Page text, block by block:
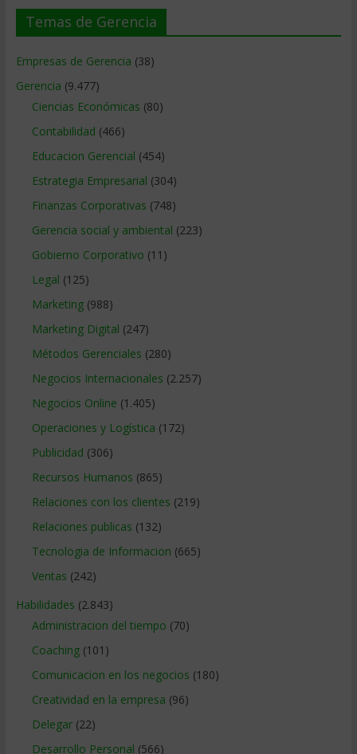
Temas de Gerencia
Empresas de Gerencia (38)
Gerencia (9.477)
Ciencias Económicas (80)
Contabilidad (466)
Educacion Gerencial (454)
Estrategia Empresarial (304)
Finanzas Corporativas (748)
Gerencia social y ambiental (223)
Gobierno Corporativo (11)
Legal (125)
Marketing(988)
Marketing Digital (247)
Métodos Gerenciales (280)
Negocios Internacionales (2.257)
Negocios Online (1.405)
Operaciones y Logística (172)
Publicidad (306)
Recursos Humanos (865)
Relaciones con los clientes (219)
Relaciones publicas (132)
Tecnologia de Informacion (665)
Ventas (242)
Habilidades (2.843)
Administracion del tiempo (70)
Coaching(101)
Comunicacion en los negocios (180)
Creatividad en la empresa (96)
Delegar(22)
Desarrollo Personal (566)